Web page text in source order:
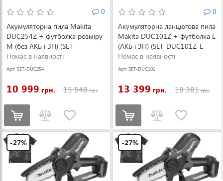
0
Акумуляторна пила Makita
DUC254Z + футболка розміру
M (без АКБ і ЗП) (SET-
DUC254Z-M-0526)
Немає в наявності
Арт: SET-DUC254
10 999 грн. 15 548грн.
0
Акумуляторна ланцюгова пила
Makita DUC101Z + футболка L
(АКБ і ЗП) (SET-DUC101Z-L-
0526)
Немає в наявності
Арт: SET-DUC101
13 399 грн. 18 381грн.
-27% -27%